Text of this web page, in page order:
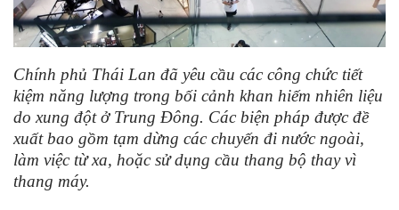
Chính phủ Thái Lan đã yêu cầu các công chức tiết
kiệm năng lượng trong bối cảnh khan hiếm nhiên liệu
do xung đột ở Trung Đông. Các biện pháp được đề
xuất bao gồm tạm dừng các chuyến đi nước ngoài,
làm việc từ xa, hoặc sử dụng cầu thang bộ thay vì
thang máy.